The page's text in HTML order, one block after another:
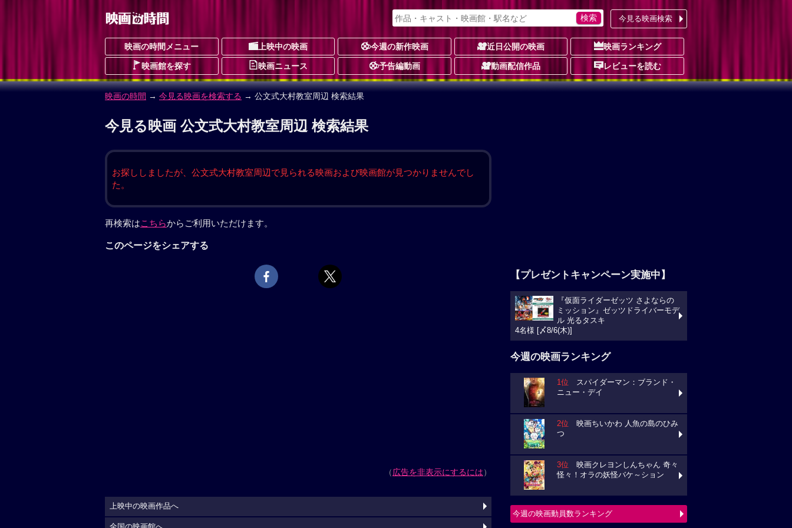
今見る映画検索
映画の時間メニュー 上映中の映画 今週の新作映画 近日公開の映画 映画ランキング
映画館を探す 映画ニュース 予告編動画 動画配信作品 レビューを読む
映画の時間 → 今見る映画を検索する → 公文式大村教室周辺 検索結果
今見る映画 公文式大村教室周辺 検索結果
お探ししましたが、公文式大村教室周辺で見られる映画および映画館が見つかりませんでし
た。
再検索はこちらからご利用いただけます。
このページをシェアする
（広告を非表示にするには）
【プレゼントキャンペーン実施中】
『仮面ライダーゼッツ さよならの
ミッション』ゼッツドライバーモデ
ル 光るタスキ
4名様 [〆8/6(木)]
今週の映画ランキング
1位 スパイダーマン：ブランド・
ニュー・デイ
2位 映画ちいかわ 人魚の島のひみ
つ
3位 映画クレヨンしんちゃん 奇々
怪々！オラの妖怪バケ～ション
今週の映画動員数ランキング
上映中の映画作品へ